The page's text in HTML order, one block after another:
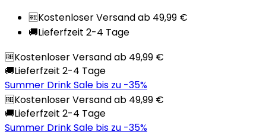
🆓Kostenloser Versand ab 49,99 €
🚚Lieferfzeit 2-4 Tage
🆓Kostenloser Versand ab 49,99 €
🚚Lieferfzeit 2-4 Tage
Summer Drink Sale bis zu -35%
🆓Kostenloser Versand ab 49,99 €
🚚Lieferfzeit 2-4 Tage
Summer Drink Sale bis zu -35%